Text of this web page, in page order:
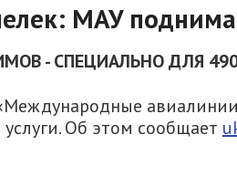
МАУ
- СПЕЦИАЛЬНО ДЛЯ
Об этом сообщает